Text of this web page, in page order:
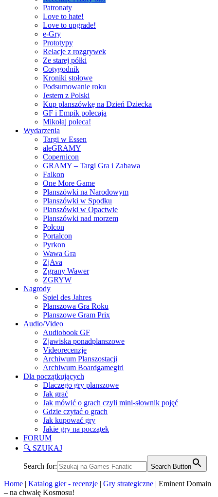
Patronaty
Love to hate!
Love to upgrade!
e-Gry
Prototypy
Relacje z rozgrywek
Ze starej półki
Cotygodnik
Kroniki stołowe
Podsumowanie roku
Jestem z Polski
Kup planszówkę na Dzień Dziecka
GF i Empik polecają
Mikołaj poleca!
Wydarzenia
Targi w Essen
aleGRAMY
Copernicon
GRAMY – Targi Gra i Zabawa
Falkon
One More Game
Planszówki na Narodowym
Planszówki w Spodku
Planszówki w Opactwie
Planszówki nad morzem
Polcon
Portalcon
Pyrkon
Wawa Gra
ZjAva
Zgrany Wawer
ZGRYW
Nagrody
Spiel des Jahres
Planszowa Gra Roku
Planszowe Gram Prix
Audio/Video
Audiobook GF
Zjawiska ponadplanszowe
Videorecenzje
Archiwum Planszostacji
Archiwum Boardgamegirl
Dla początkujących
Dlaczego gry planszowe
Jak grać
Jak mówić o grach czyli mini-słownik pojęć
Gdzie czytać o grach
Jak kupować gry
Jakie gry na początek
FORUM
🔍 SZUKAJ
Search for: Search Button
Home | Katalog gier - recenzje | Gry strategiczne | Eminent Domain
– na chwałę Kosmosu!